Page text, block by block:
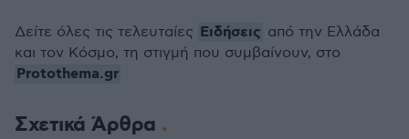
Σχετικά Άρθρα
Δείτε όλες τις τελευταίες Ειδήσεις από την Ελλάδα
και τον Κόσμο, τη στιγμή που συμβαίνουν, στο
Protothema.gr